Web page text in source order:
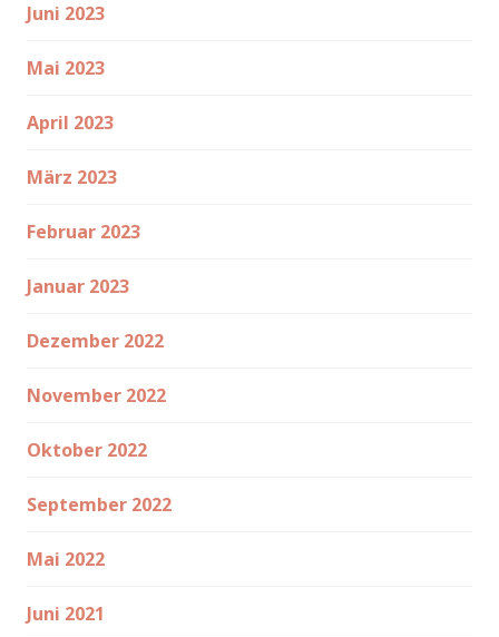
Juni 2023
Mai 2023
April 2023
März 2023
Februar 2023
Januar 2023
Dezember 2022
November 2022
Oktober 2022
September 2022
Mai 2022
Juni 2021